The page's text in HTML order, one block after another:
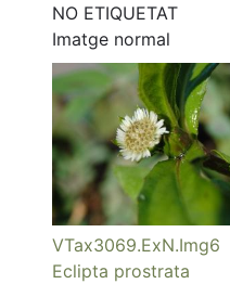
NO ETIQUETAT
Imatge normal
VTax3069.ExN.Img6
Eclipta prostrata